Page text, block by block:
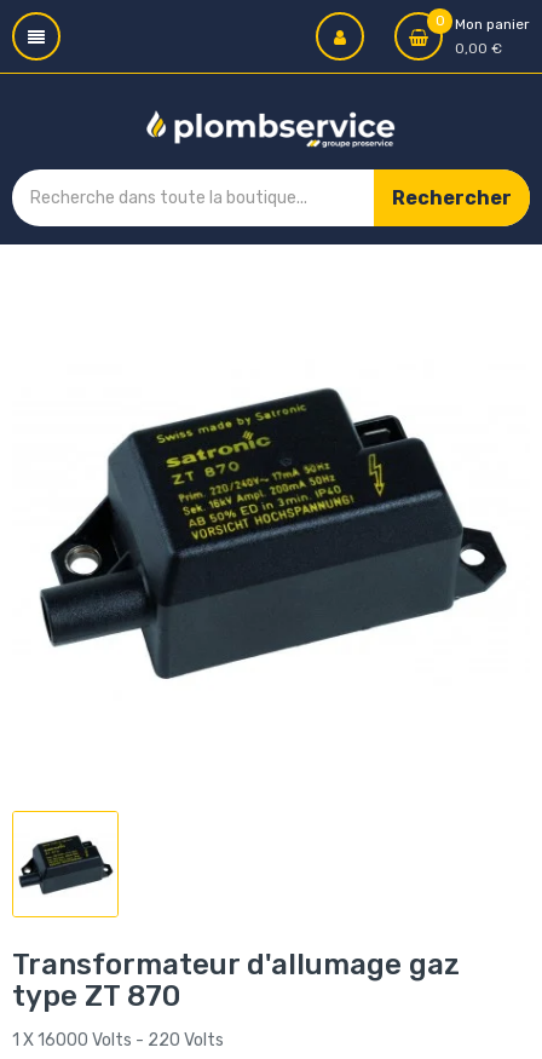
0
Mon panier
0,00 €
Rechercher
Transformateur d'allumage gaz
type ZT 870
1 X 16000 Volts - 220 Volts